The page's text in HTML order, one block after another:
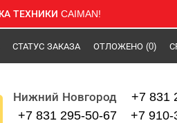
ТЕХНИКИ CAIMAN!
СТАТУС ЗАКАЗА ОТЛОЖЕНО (0)
Нижний Новгород
+7 831 295-50-67
+7 831
+7 910-